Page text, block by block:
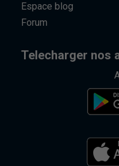
Espace blog
Forum
Telecharger nos